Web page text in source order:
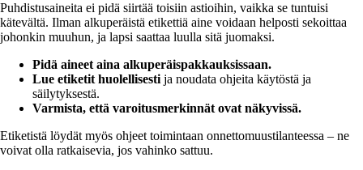
Puhdistusaineita ei pidä siirtää toisiin astioihin, vaikka se tuntuisi
kätevältä. Ilman alkuperäistä etikettiä aine voidaan helposti sekoittaa
johonkin muuhun, ja lapsi saattaa luulla sitä juomaksi.
Pidä aineet aina alkuperäispakkauksissaan.
Lue etiketit huolellisesti ja noudata ohjeita käytöstä ja
säilytyksestä.
Varmista, että varoitusmerkinnät ovat näkyvissä.
Etiketistä löydät myös ohjeet toimintaan onnettomuustilanteessa – ne
voivat olla ratkaisevia, jos vahinko sattuu.